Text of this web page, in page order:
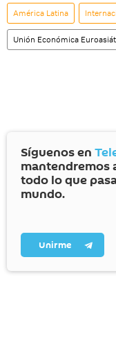
América Latina
Unión Económica
Síguenos en
mantendremos
todo lo que
mundo.
Unirme